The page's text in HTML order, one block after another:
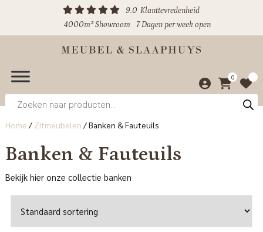
9.0 Klanttevredenheid
4000m² Showroom
7 Dagen per week open
0
Producten
zoeken
Home / Zitmeubelen /Banken & Fauteuils
Banken & Fauteuils
Bekijk hier onze collectie banken